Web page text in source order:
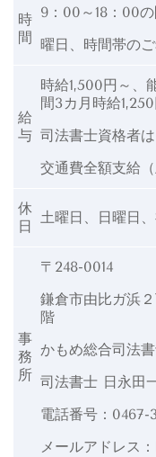
時
間
9：00～18：00の
曜日、時間帯の
給
与
時給1,500円～、
間3カ月時給1,250
司法書士資格者
交通費全額支給（
休
日
土曜日、日曜日
事
務
所
〒248-0014
鎌倉市由比ガ浜
階
かもめ総合司法
司法書士 日永田
電話番号：0467-
メールアドレス